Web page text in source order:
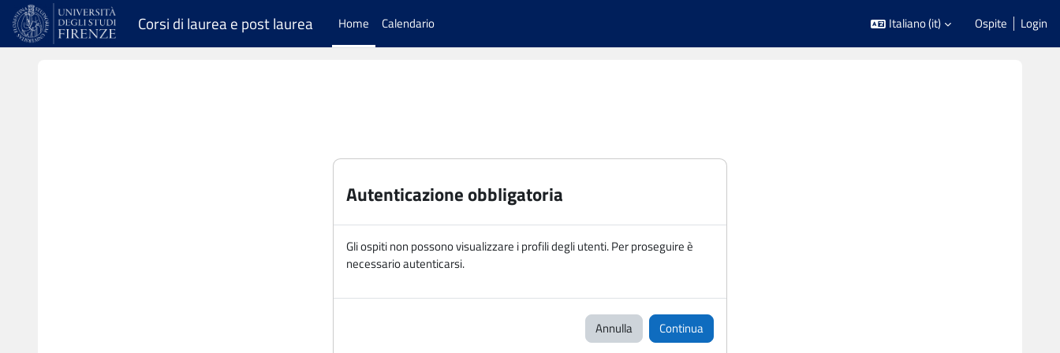
Vai al contenuto principale
Corsi di laurea e post laurea Home Calendario Italiano ‎(it)‎ Ospite Login
Autenticazione obbligatoria
Gli ospiti non possono visualizzare i profili degli utenti. Per proseguire è
necessario autenticarsi.
Annulla Continua